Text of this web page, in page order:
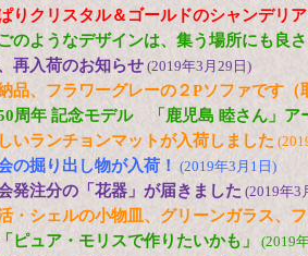
りクリスタル＆ゴールドのシャンデリ
のようなデザインは、集う場所にも良
再入荷のお知らせ (2019年3月29日)
品、フラワーグレーの２Pソファです（
周年 記念モデル 「鹿児島 睦さん」
いランチョンマットが入荷しました
の掘り出し物が入荷！ (2019年3月1日)
発注分の「花器」が届きました (2019年3
・シェルの小物皿、グリーンガラス、
ピュア・モリスで作りたいかも」 (2019